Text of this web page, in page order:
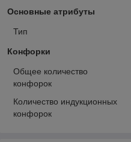
Основные атрибуты
Тип
Конфорки
Общее количество
конфорок
Количество индукционных
конфорок